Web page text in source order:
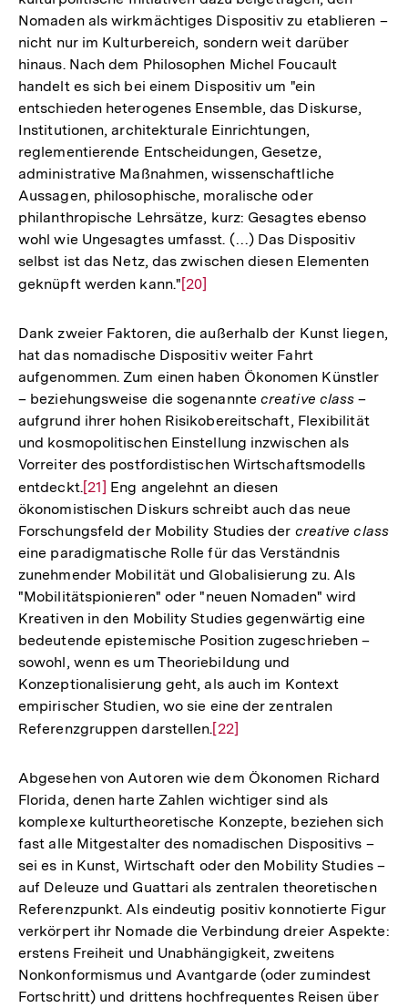
Nomaden als wirkmächtiges Dispositiv zu etablieren –
nicht nur im Kulturbereich, sondern weit darüber
hinaus. Nach dem Philosophen Michel Foucault
handelt es sich bei einem Dispositiv um "ein
entschieden heterogenes Ensemble, das Diskurse,
Institutionen, architekturale Einrichtungen,
reglementierende Entscheidungen, Gesetze,
administrative Maßnahmen, wissenschaftliche
Aussagen, philosophische, moralische oder
philanthropische Lehrsätze, kurz: Gesagtes ebenso
wohl wie Ungesagtes umfasst. (…) Das Dispositiv
selbst ist das Netz, das zwischen diesen Elementen
geknüpft werden kann."Zur
der
Fußnote
[20]
Dank zweier Faktoren, die außerhalb der Kunst liegen,
hat das nomadische Dispositiv weiter Fahrt
aufgenommen. Zum einen haben Ökonomen Künstler
– beziehungsweise die sogenannte creative class –
aufgrund ihrer hohen Risikobereitschaft, Flexibilität
und kosmopolitischen Einstellung inzwischen als
Vorreiter des postfordistischen Wirtschaftsmodells
entdeckt.Zur
Auflösung
der
Fußnote
[21] Eng angelehnt an diesen
ökonomistischen Diskurs schreibt auch das neue
Forschungsfeld der Mobility Studies der creative class
eine paradigmatische Rolle für das Verständnis
zunehmender Mobilität und Globalisierung zu. Als
"Mobilitätspionieren" oder "neuen Nomaden" wird
Kreativen in den Mobility Studies gegenwärtig eine
bedeutende epistemische Position zugeschrieben –
sowohl, wenn es um Theoriebildung und
Konzeptionalisierung geht, als auch im Kontext
empirischer Studien, wo sie eine der zentralen
Referenzgruppen darstellen.Zur
der
Fußnote
[22]
Abgesehen von Autoren wie dem Ökonomen Richard
Florida, denen harte Zahlen wichtiger sind als
komplexe kulturtheoretische Konzepte, beziehen sich
fast alle Mitgestalter des nomadischen Dispositivs –
sei es in Kunst, Wirtschaft oder den Mobility Studies –
auf Deleuze und Guattari als zentralen theoretischen
Referenzpunkt. Als eindeutig positiv konnotierte Figur
verkörpert ihr Nomade die Verbindung dreier Aspekte:
erstens Freiheit und Unabhängigkeit, zweitens
Nonkonformismus und Avantgarde (oder zumindest
Fortschritt) und drittens hochfrequentes Reisen über